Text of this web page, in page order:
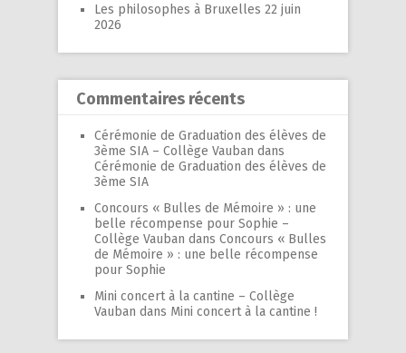
Les philosophes à Bruxelles 22 juin
2026
Commentaires récents
Cérémonie de Graduation des élèves de
3ème SIA – Collège Vauban dans
Cérémonie de Graduation des élèves de
3ème SIA
Concours « Bulles de Mémoire » : une
belle récompense pour Sophie –
Collège Vauban dans Concours « Bulles
de Mémoire » : une belle récompense
pour Sophie
Mini concert à la cantine – Collège
Vauban dans Mini concert à la cantine !